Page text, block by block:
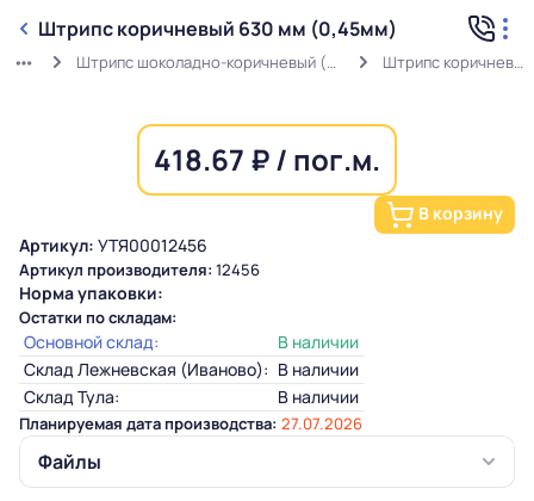
Штрипс коричневый 630 мм (0,45мм)
Штрипс шоколадно-коричневый (0,45мм) RAL 8017 в защитной пленке Штрипс коричневый 630 мм (0,45мм)
418.67 ₽ / пог.м.
В корзину
Артикул: УТЯ00012456
Артикул производителя: 12456
Норма упаковки:
Остатки по складам:
Основной склад:
В наличии
Склад Лежневская (Иваново): В наличии
Склад Тула:
В наличии
Планируемая дата производства: 27.07.2026
Файлы